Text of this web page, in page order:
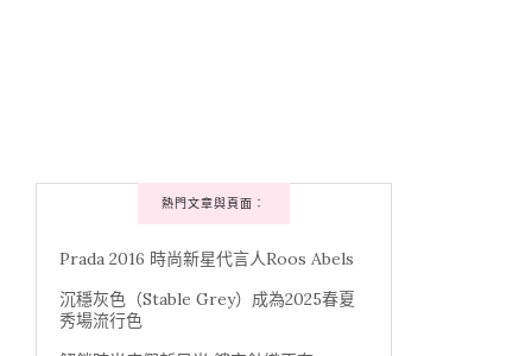
熱門文章與頁面︰
Prada 2016 時尚新星代言人Roos Abels
沉穩灰色（Stable Grey）成為2025春夏
秀場流行色